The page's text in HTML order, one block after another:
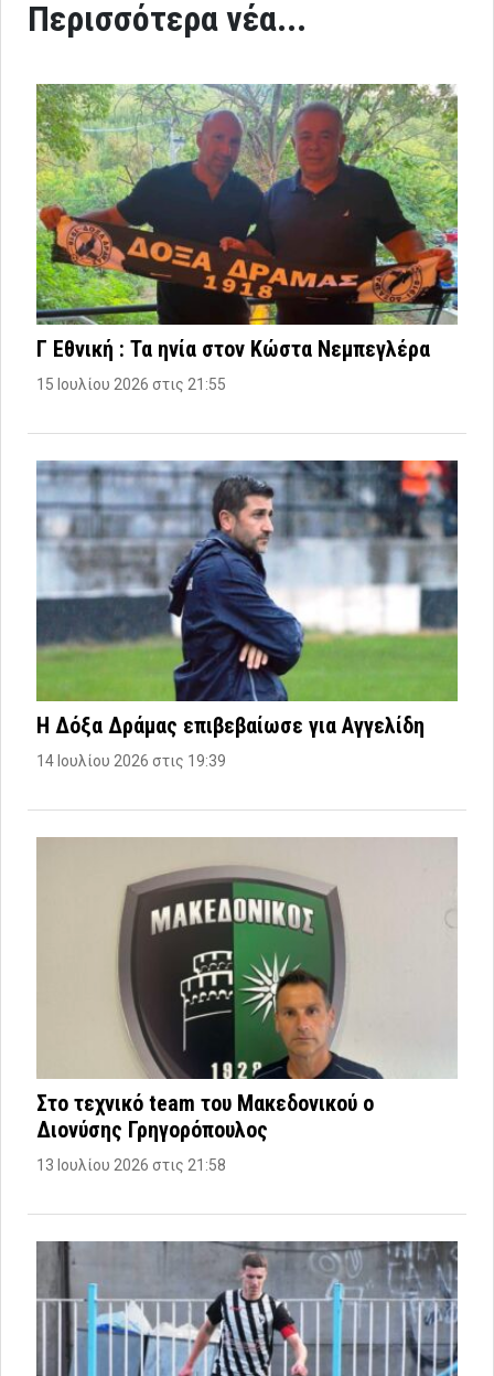
Περισσότερα νέα...
Γ Εθνική : Τα ηνία στον Κώστα Νεμπεγλέρα
15 Ιουλίου 2026 στις 21:55
Η Δόξα Δράμας επιβεβαίωσε για Αγγελίδη
14 Ιουλίου 2026 στις 19:39
Στο τεχνικό team του Μακεδονικού ο
Διονύσης Γρηγορόπουλος
13 Ιουλίου 2026 στις 21:58